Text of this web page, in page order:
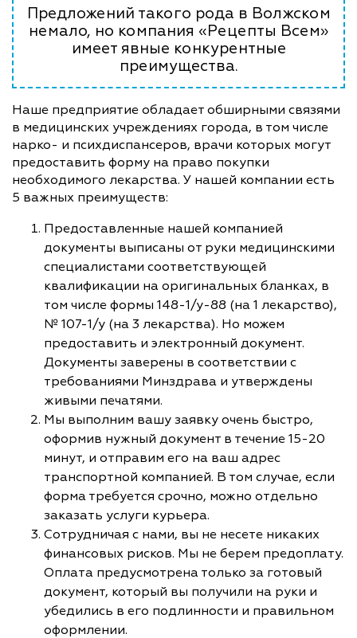
Предложений такого рода в Волжском
немало, но компания «Рецепты Всем»
имеет явные конкурентные
преимущества.
Наше предприятие обладает обширными связями
в медицинских учреждениях города, в том числе
нарко- и психдиспансеров, врачи которых могут
предоставить форму на право покупки
необходимого лекарства. У нашей компании есть
5 важных преимуществ:
Предоставленные нашей компанией
документы выписаны от руки медицинскими
специалистами соответствующей
квалификации на оригинальных бланках, в
том числе формы 148-1/у-88 (на 1 лекарство),
№ 107-1/у (на 3 лекарства). Но можем
предоставить и электронный документ.
Документы заверены в соответствии с
требованиями Минздрава и утверждены
живыми печатями.
Мы выполним вашу заявку очень быстро,
оформив нужный документ в течение 15-20
минут, и отправим его на ваш адрес
транспортной компанией. В том случае, если
форма требуется срочно, можно отдельно
заказать услуги курьера.
Сотрудничая с нами, вы не несете никаких
финансовых рисков. Мы не берем предоплату.
Оплата предусмотрена только за готовый
документ, который вы получили на руки и
убедились в его подлинности и правильном
оформлении.